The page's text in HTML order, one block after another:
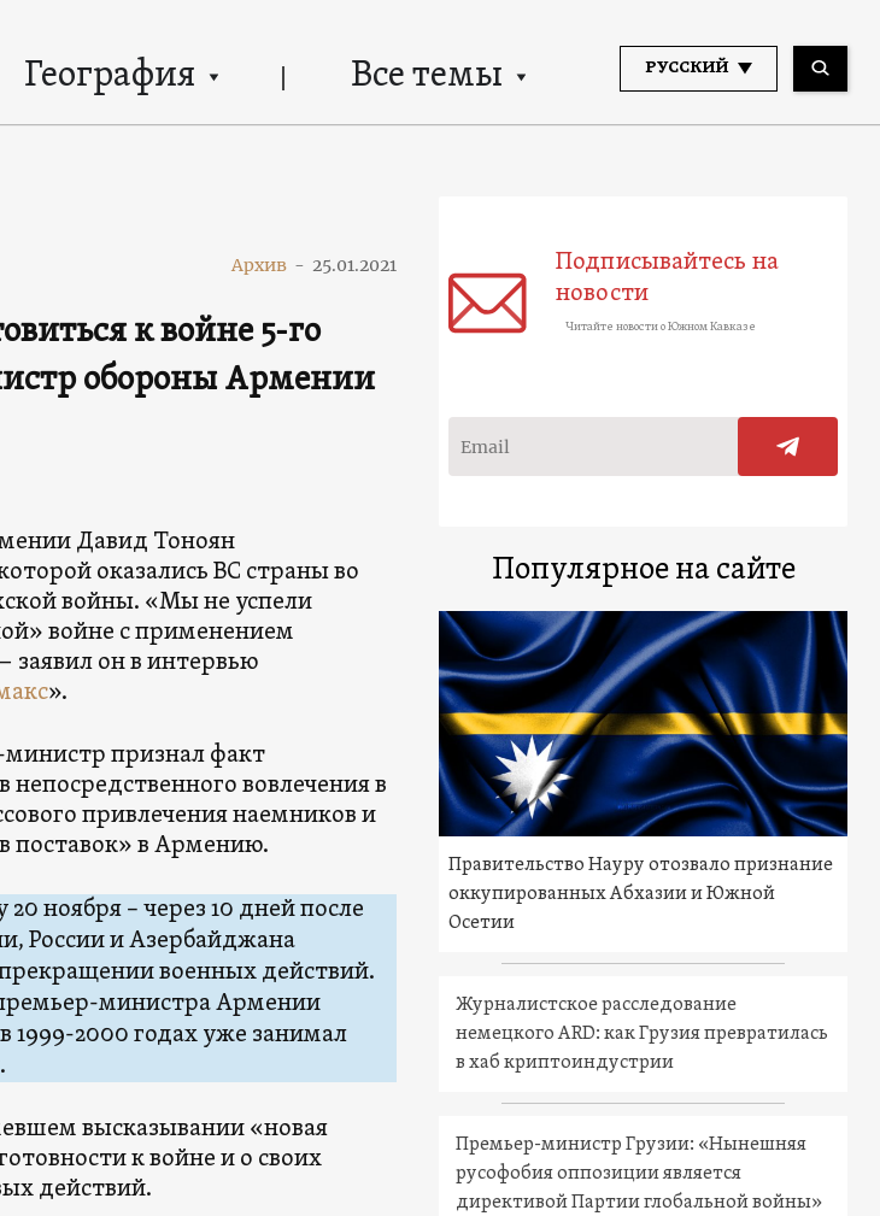
География Все темы РУССКИЙ
Архив - 25.01.2021
к войне 5-го
обороны Армении
Давид Тоноян
оказались ВС страны во
войны. «Мы не успели
войне с применением
заявил он в интервью
».
министр признал факт
вовлечения в
привлечения наемников и
поставок» в Армению.
ноября – через 10 дней после
России и Азербайджана
военных действий.
министра Армении
2000 годах уже занимал
высказывании «новая
к войне и о своих
действий.
Подписывайтесь на
новости
Читайте новости о Южном Кавказе
Популярное на сайте
Правительство Науру отозвало признание
оккупированных Абхазии и Южной
Осетии
Журналистское расследование
немецкого ARD: как Грузия превратилась
в хаб криптоиндустрии
Премьер-министр Грузии: «Нынешняя
русофобия оппозиции является
директивой Партии глобальной войны»